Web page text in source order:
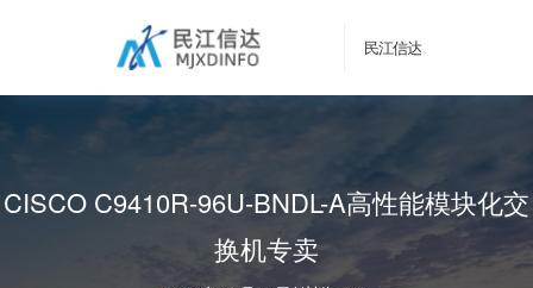
民江信达
CISCO C9410R-96U-BNDL-A高性能模块化交
换机专卖